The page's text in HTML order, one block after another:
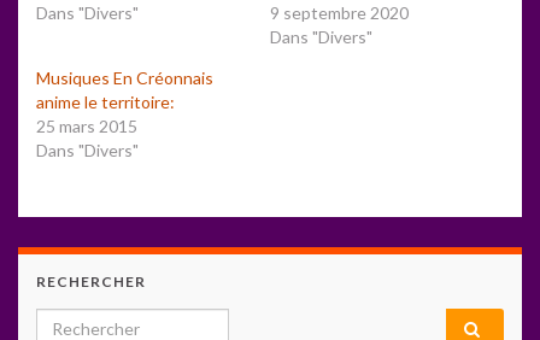
Dans "Divers"
9 septembre 2020
Dans "Divers"
Musiques En Créonnais
anime le territoire:
25 mars 2015
Dans "Divers"
RECHERCHER
Search for: